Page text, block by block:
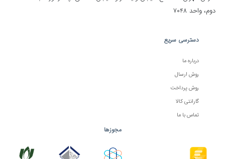
دوم، واحد 7048
دسترسی سریع
درباره ما
روش ارسال
روش پرداخت
گارانتی کالا
تماس با ما
مجوزها